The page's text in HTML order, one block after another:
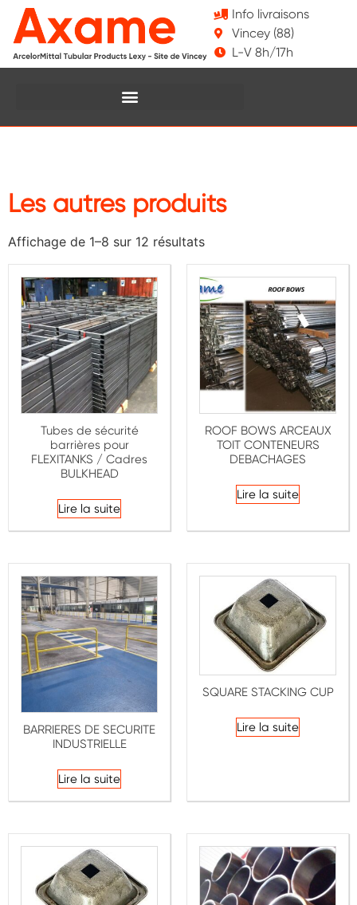
Info livraisons
Vincey (88)
L-V 8h/17h
Les autres produits
Affichage de 1–8 sur 12 résultats
Tubes de sécurité
barrières pour
FLEXITANKS / Cadres
BULKHEAD
Lire la suite
ROOF BOWS ARCEAUX
TOIT CONTENEURS
DEBACHAGES
Lire la suite
BARRIERES DE SECURITE
INDUSTRIELLE
Lire la suite
SQUARE STACKING CUP
Lire la suite